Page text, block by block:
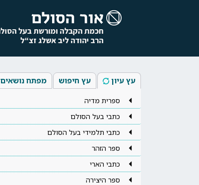
עץ עיון עץ חיפוש מפתח נושאים
ספרית מדיה
כתבי בעל הסולם
כתבי תלמידי בעל הסולם
ספר הזהר
כתבי הארי
ספר היצירה